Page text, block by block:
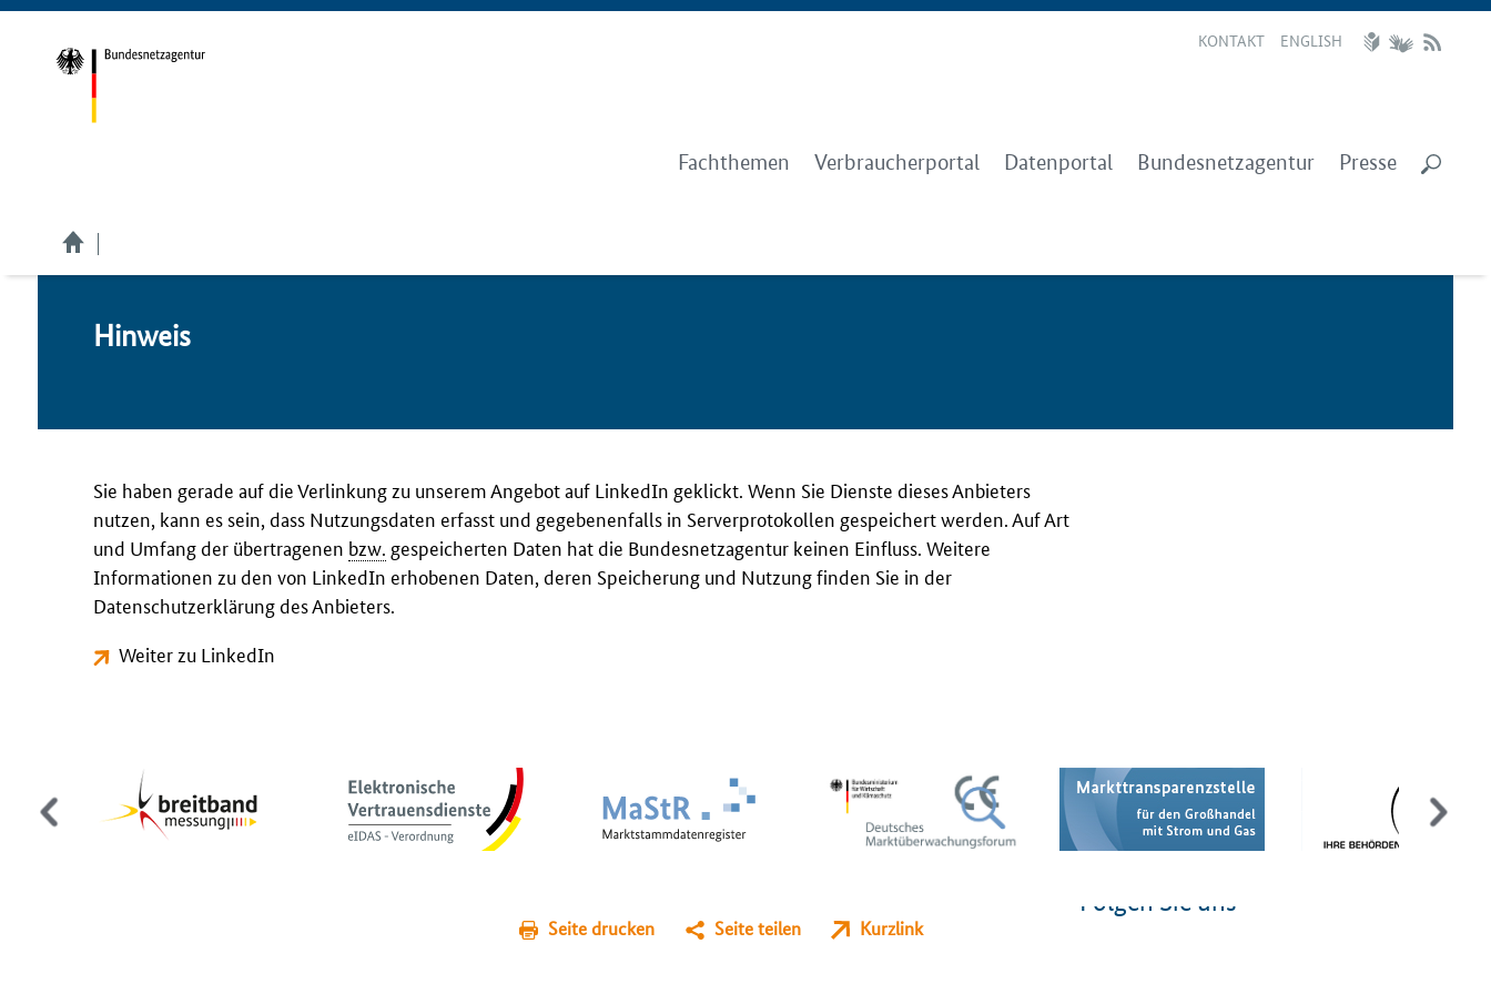
KONTAKT ENGLISH
Fachthemen Verbraucherportal Datenportal Bundesnetzagentur Presse
Hin­weis
Sie haben gerade auf die Verlinkung zu unserem Angebot auf LinkedIn geklickt. Wenn Sie Dienste dieses Anbieters
nutzen, kann es sein, dass Nutzungsdaten erfasst und gegebenenfalls in Serverprotokollen gespeichert werden. Auf Art
und Umfang der übertragenen bzw. gespeicherten Daten hat die Bundesnetzagentur keinen Einfluss. Weitere
Informationen zu den von LinkedIn erhobenen Daten, deren Speicherung und Nutzung finden Sie in der
Datenschutzerklärung des Anbieters.
Weiter zu LinkedIn
Seite drucken Seite teilen Kurzlink
Folgen Sie uns